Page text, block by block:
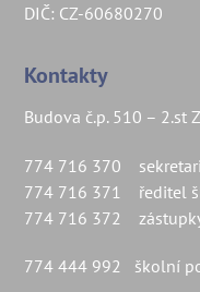
DIČ: CZ-60680270
Kontakty
Budova č.p. 510 – 2.st
774 716 370
774 716 371 ředitel
774 716 372
774 444 992 školní